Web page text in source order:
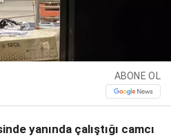
ABONE OL
yanında çalıştığı camcı